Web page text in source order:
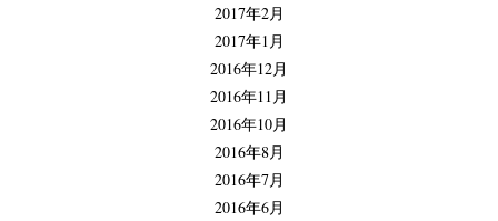
2017年2月
2017年1月
2016年12月
2016年11月
2016年10月
2016年8月
2016年7月
2016年6月